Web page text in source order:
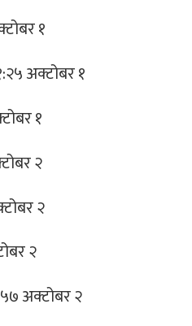
१
अक्टोबर १
१
२
२
२
अक्टोबर २